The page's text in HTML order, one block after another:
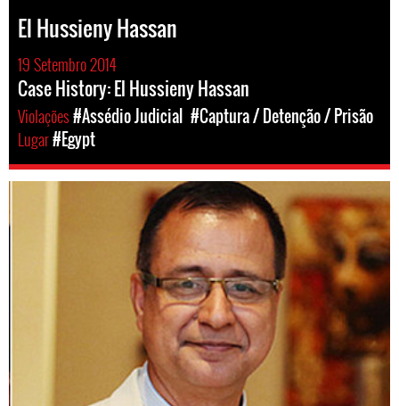
El Hussieny Hassan
19 Setembro 2014
Case History: El Hussieny Hassan
Violações#Assédio Judicial #Captura / Detenção / Prisão
Lugar#Egypt